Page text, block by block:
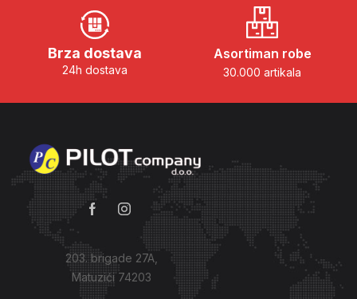
Brza dostava
24h dostava
Asortiman robe
30.000 artikala
203. brigade 27A,
Matuzići 74203